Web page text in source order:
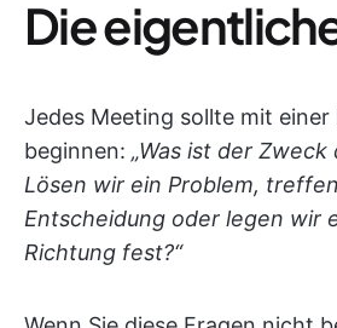
Die
Jedes Meeting sollte mit einer
beginnen: „Was ist der
Lösen wir ein Problem,
Entscheidung oder legen wir
Richtung fest?“